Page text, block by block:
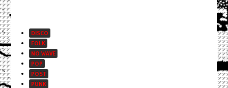
DISCO
FOLK
NO WAVE
POP
POST
PUNK